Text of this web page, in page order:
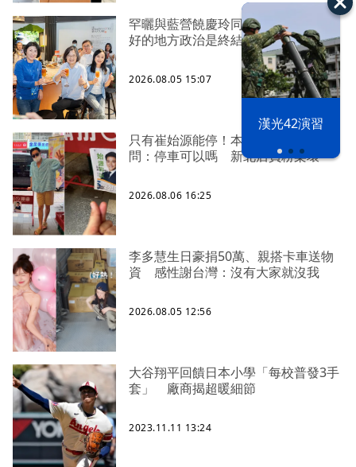
漢光42演習
罕曬與藍營饒慶玲同框照 蔡英文：
好的地方政治是終結對立、彼此接力
2026.08.05 15:07
只有崔始源能停！本尊好奇找上門親
問：停車可以嗎 新北店員粉樂壞
2026.08.06 16:25
李多慧生日豪捐50萬、親搭卡車送物
資 感性謝台灣：沒有大家就沒我
2026.08.05 12:56
大谷翔平回饋日本小學「每校普發3手
套」 廠商揭超暖細節
2023.11.11 13:24